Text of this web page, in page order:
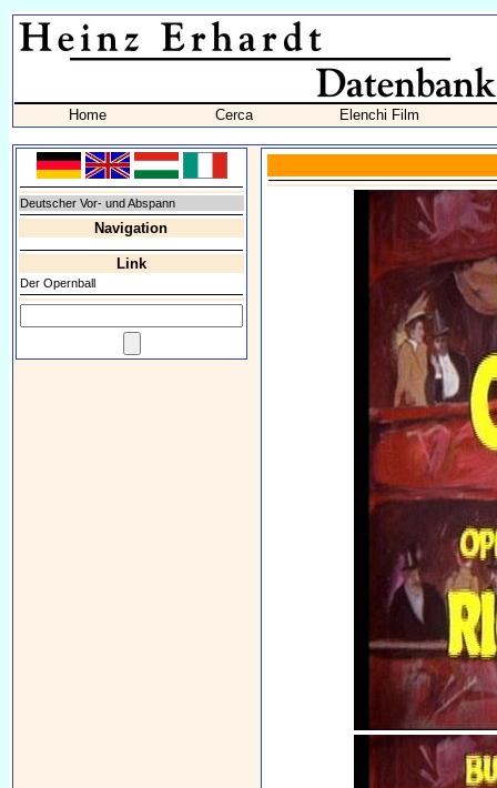
Home Cerca Elenchi Film
Deutscher Vor- und Abspann
Navigation
Link
Der Opernball